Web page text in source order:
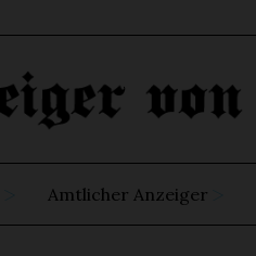
Amtlicher Anzeiger